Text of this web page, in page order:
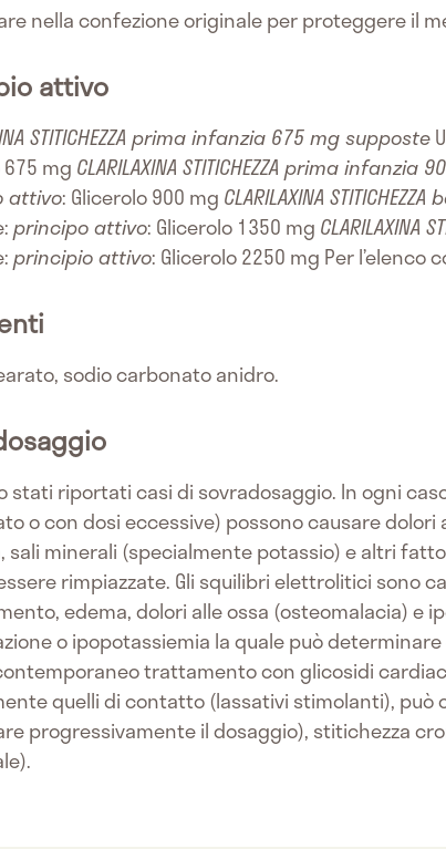
nella confezione originale per proteggere il
attivo
STITICHEZZA prima infanzia 675 mg supposte
mg CLARILAXINA STITICHEZZA prima
attivo: Glicerolo 900 mg CLARILAXINA
principo attivo: Glicerolo 1350 mg CLARILAXINA
principio attivo: Glicerolo 2250 mg Per
sodio carbonato anidro.
stati riportati casi di sovradosaggio. In ogni
o con dosi eccessive) possono causare
sali minerali (specialmente potassio) e altri
rimpiazzate. Gli squilibri elettrolitici sono
edema, dolori alle ossa (osteomalacia) e
o ipopotassiemia la quale può
trattamento con glicosidi
quelli di contatto (lassativi stimolanti), può
progressivamente il dosaggio), stitichezza